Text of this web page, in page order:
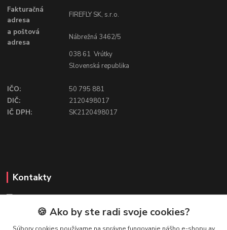
Fakturačná
adresa
FIREFLY SK, s.r.o.
a poštová
adresa
Nábrežná 3462/5
038 61 Vrútky
Slovenská republika
IČO:
50 795 881
DIČ:
2120498017
IČ DPH:
SK2120498017
Kontakty
FIREFLY SHOP🍪 Ako by ste radi svoje cookies?